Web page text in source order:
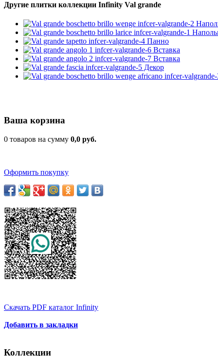
Другие плитки коллекции Infinity Val grande
Ваша корзина
0 товаров на сумму 0,0 руб.
Оформить покупку
Скачать PDF каталог Infinity
Добавить в закладки
Коллекции